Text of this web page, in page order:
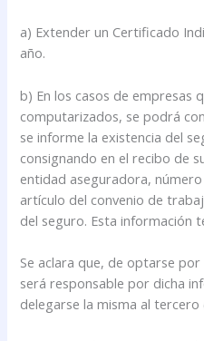
a) Extender un Certificado
año.
b) En los casos de empresas
computarizados, se podrá
se informe la existencia del
consignando en el recibo de
entidad aseguradora,
artículo del convenio de
del seguro. Esta información
Se aclara que, de optarse
será responsable por dicha
delegarse la misma al